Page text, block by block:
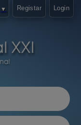
▼ Registar Login